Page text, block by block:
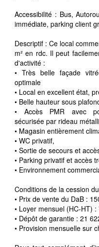
Accessibilité : Bus,
immédiate, parking client
Descriptif : Ce local
m² en rdc. Il peut
d'activité :
• Très belle façade
optimale
• Local en excellent état,
• Belle hauteur sous
• Accès PMR avec
sécurisée par rideau
• Magasin entièrement
• WC privatif,
• Sortie de secours et
• Parking privatif et accès
• Environnement
Conditions de la cession
• Prix de vente du DaB :
• Loyer mensuel (HC-HT) :
• Dépôt de garantie : 21
• Provision mensuelle sur